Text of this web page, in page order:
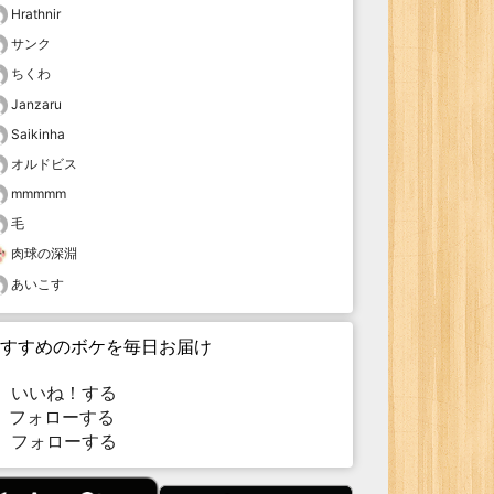
Hrathnir
サンク
ちくわ
Janzaru
Saikinha
オルドビス
mmmmm
毛
肉球の深淵
あいこす
すめのボケを毎日お届け
いいね！する
ォローする
フォローする